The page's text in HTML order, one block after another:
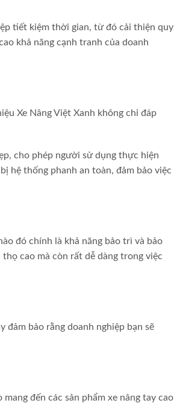
tiết kiệm thời gian, từ đó cải thiện quy
khả năng cạnh tranh của doanh
Xe Nâng Việt Xanh không chỉ đáp
cho phép người sử dụng thực hiện
hệ thống phanh an toàn, đảm bảo việc
đó chính là khả năng bảo trì và bảo
cao mà còn rất dễ dàng trong việc
đảm bảo rằng doanh nghiệp bạn sẽ
đến các sản phẩm xe nâng tay cao